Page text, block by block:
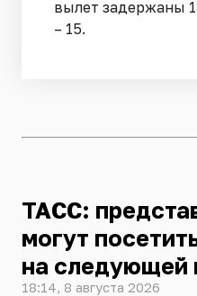
вылет задержаны
– 15.
ТАСС:
могут
на следующей
18:14, 8 августа 2026